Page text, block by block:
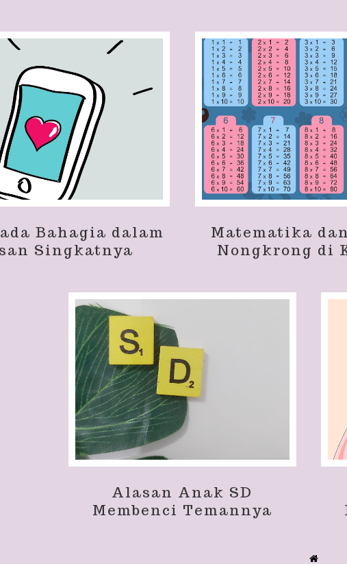
Bahagia dalam
Singkatnya
Matematika
Nongkrong di
Alasan Anak SD
Membenci Temannya